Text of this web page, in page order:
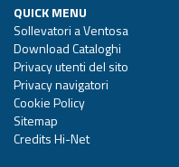
QUICK MENU
Sollevatori a Ventosa
Download Cataloghi
Privacy utenti del sito
Privacy navigatori
Cookie Policy
Sitemap
Credits Hi-Net